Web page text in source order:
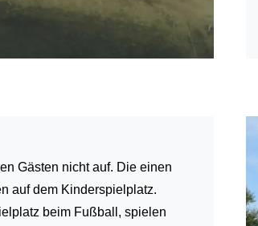
Gästen nicht auf. Die einen
auf dem Kinderspielplatz.
beim Fußball, spielen